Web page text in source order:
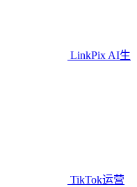
LinkPix AI生
TikTok运营